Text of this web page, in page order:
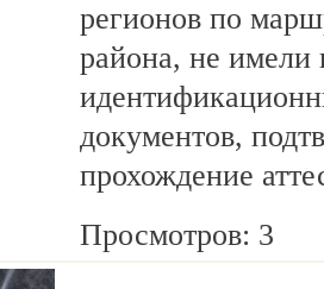
регионов по
района, не имели
документов,
прохождение
Просмотров: 3